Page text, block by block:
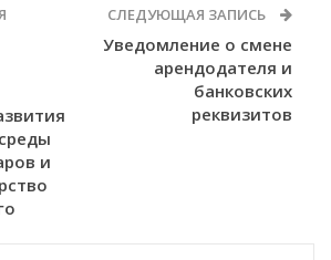
и
СЛЕДУЮЩАЯ ЗАПИСЬ
Уведомление о смене
арендодателя и
банковских
реквизитов